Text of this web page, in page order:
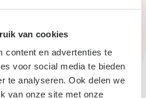
van cookies
content en advertenties te
voor social media te bieden
te analyseren. Ook delen we
van onze site met onze